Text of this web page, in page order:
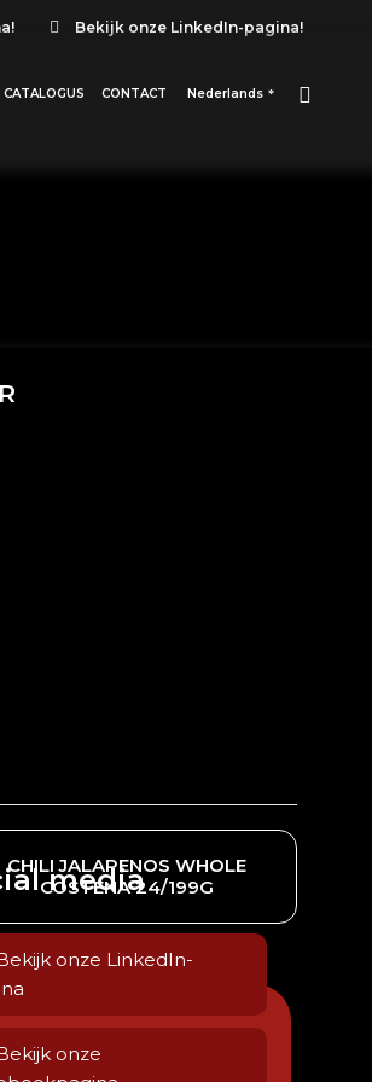
Bekijk onze LinkedIn-pagina!
CATALOGUS CONTACT Nederlands
CHILI JALAPENOS WHOLE
COSTENA 24/199G
media
onze LinkedIn-
onze